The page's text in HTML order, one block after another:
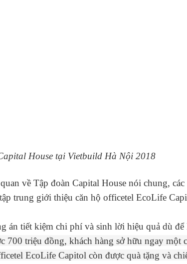
House tại Vietbuild Hà Nội 2018
về Tập đoàn Capital House nói chung, các
trung giới thiệu căn hộ officetel EcoLife
án tiết kiệm chi phí và sinh lời hiệu quả dù để
700 triệu đồng, khách hàng sở hữu ngay một
EcoLife Capitol còn được quà tặng và